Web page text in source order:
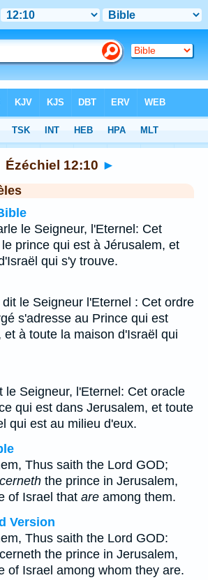
Ézéchiel 12:10 ►
le Seigneur, l'Eternel: Cet
prince qui est à Jérusalem, et
qui s'y trouve.
le Seigneur l'Eternel : Cet ordre
s'adresse au Prince qui est
et à toute la maison d'Israël qui
le Seigneur, l'Eternel: Cet oracle
qui est dans Jerusalem, et toute
qui est au milieu d'eux.
Thus saith the Lord GOD;
the prince in Jerusalem,
of Israel that are among them.
Version
Thus saith the Lord GOD:
the prince in Jerusalem,
of Israel among whom they are.